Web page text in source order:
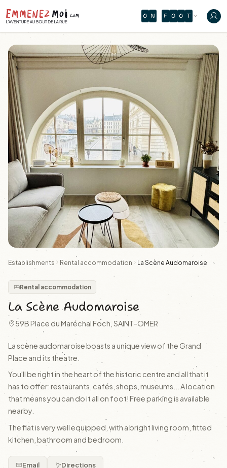
O È Ù Ô J
Establishments Rental accommodation La Scène Audomaroise
Rental accommodation
La Scène Audomaroise
59B Place du Maréchal Foch, SAINT-OMER
La scène audomaroise boasts a unique view of the Grand
Place and its theatre.
You'll be right in the heart of the historic centre and all that it
has to offer: restaurants, cafés, shops, museums... A location
that means you can do it all on foot! Free parking is available
nearby.
The flat is very well equipped, with a bright living room, fitted
kitchen, bathroom and bedroom.
Email Directions